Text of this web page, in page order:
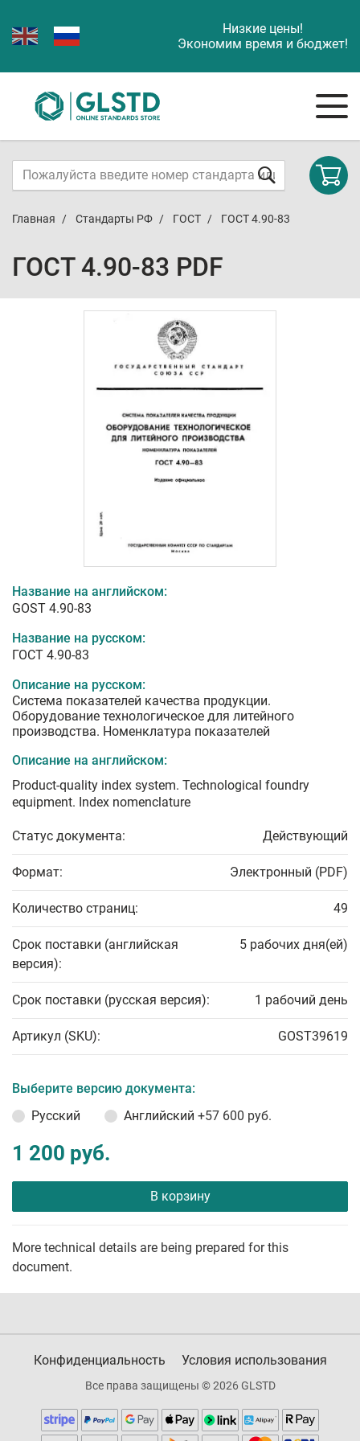
Низкие цены!
Экономим время и бюджет!
Главная Стандарты РФ ГОСТ ГОСТ 4.90-83
ГОСТ 4.90-83 PDF
Название на английском:
GOST 4.90-83
Название на русском:
ГОСТ 4.90-83
Описание на русском:
Система показателей качества продукции.
Оборудование технологическое для литейного
производства. Номенклатура показателей
Описание на английском:
Product-quality index system. Technological foundry
equipment. Index nomenclature
Статус документа: Действующий
Формат: Электронный (PDF)
Количество страниц: 49
Срок поставки (английская
версия):
5 рабочих дня(ей)
Срок поставки (русская версия): 1 рабочий день
Артикул (SKU): GOST39619
Выберите версию документа:
Русский
Английский +57 600 руб.
1 200 руб.
В корзину
More technical details are being prepared for this
document.
Конфиденциальность Условия использования
Все права защищены © 2026 GLSTD